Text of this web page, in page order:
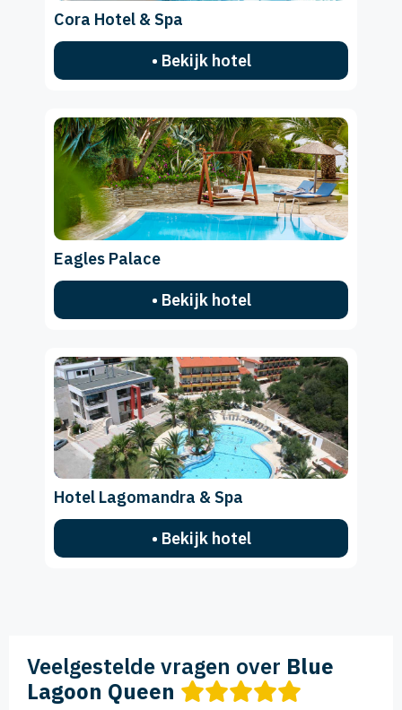
Cora Hotel & Spa
• Bekijk hotel
Eagles Palace
• Bekijk hotel
Hotel Lagomandra & Spa
• Bekijk hotel
Veelgestelde vragen over Blue
Lagoon Queen